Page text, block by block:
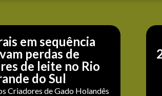
em sequência
perdas de
de leite no Rio
do Sul
Criadores de Gado Holandês